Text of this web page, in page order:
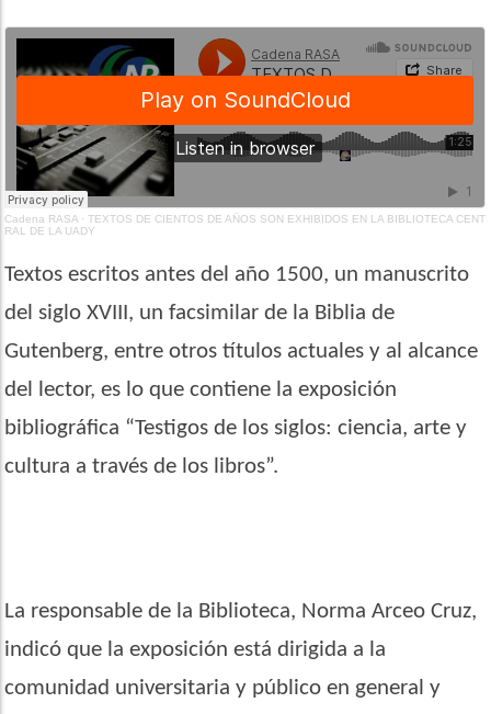
Cadena RASA ·TEXTOS DE CIENTOS DE AÑOS SON EXHIBIDOS EN LA BIBLIOTECA CENT
RAL DE LA UADY
Textos escritos antes del año 1500, un manuscrito
del siglo XVIII, un facsimilar de la Biblia de
Gutenberg, entre otros títulos actuales y al alcance
del lector, es lo que contiene la exposición
bibliográfica “Testigos de los siglos: ciencia, arte y
cultura a través de los libros”.
La responsable de la Biblioteca, Norma Arceo Cruz,
indicó que la exposición está dirigida a la
comunidad universitaria y público en general y